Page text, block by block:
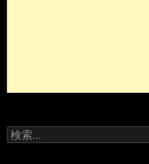
検
索: